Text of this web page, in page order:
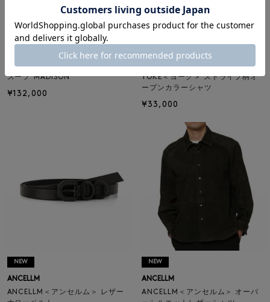
NEW
BARNEYS NEW YORK
スーツ"MADISON"
¥132,000
YOKE＜ヨーク＞ ストライプ柄オ
ープンカラーシャツ
¥33,000
NEW
ANCELLM
ANCELLM＜アンセルム＞ レザー
NEW
ANCELLM
ANCELLM＜アンセルム＞ オーバ